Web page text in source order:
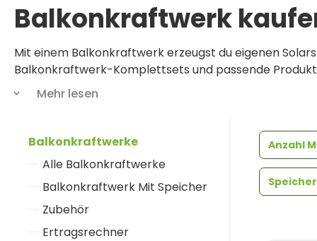
Balkonkraftwerk
Mit einem Balkonkraftwerk erzeugst du eigenen
Balkonkraftwerk-Komplettsets und passende
Solarmodulen
Halterung. So musst du keine einzelnen
auswählen.
Möchtest du den erzeugten Strom auch abends
Mehr lesen
Balkonkraftwerke
Alle Balkonkraftwerke
Balkonkraftwerk Mit Speicher
Zubehör
Ertragsrechner
Anzahl